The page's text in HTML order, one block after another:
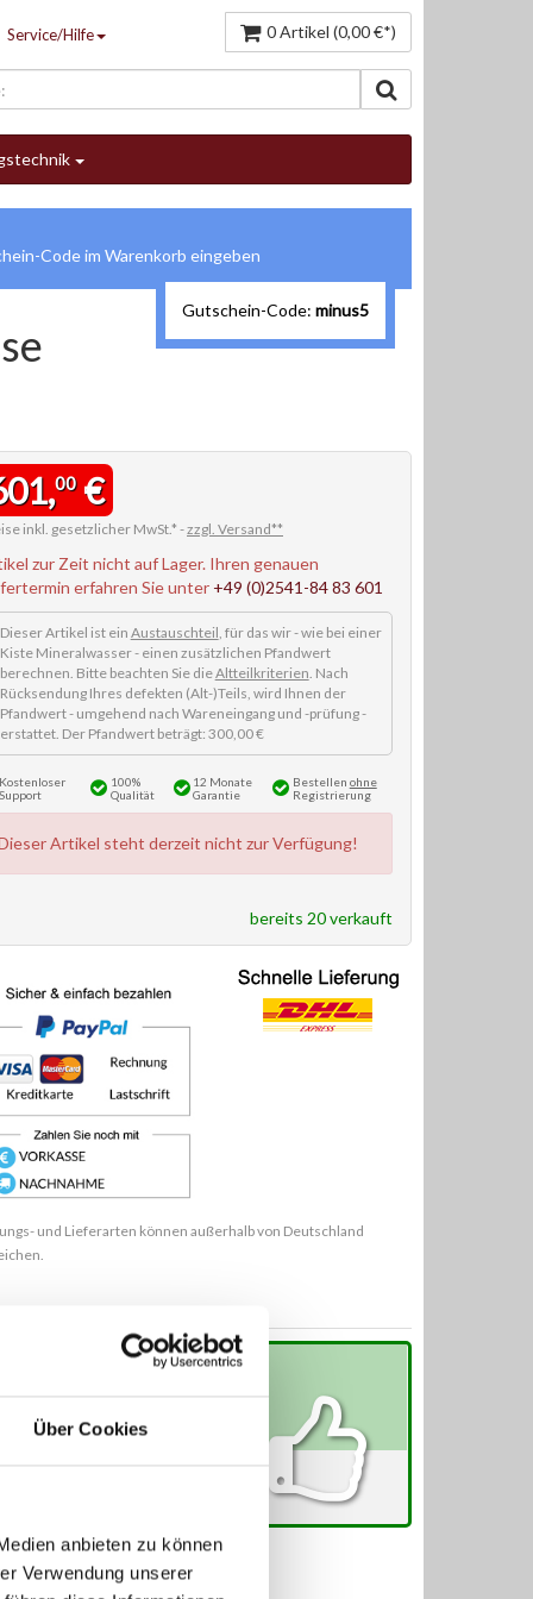
Über Cookies
anbieten zu können
Verwendung unserer
Service/Hilfe 0 Artikel (0,00 €*)
Gutschein-Code: minus5
00€
inkl. gesetzlicher MwSt.* -zzgl. Versand**
zur Zeit nicht auf Lager. Ihren genauen
erfahren Sie unter +49 (0)2541-84 83 601
Dieser Artikel ist ein Austauschteil, für das wir - wie bei einer
Kiste Mineralwasser - einen zusätzlichen Pfandwert
berechnen. Bitte beachten Sie dieAltteilkriterien. Nach
Rücksendung Ihres defekten (Alt-)Teils, wird Ihnen der
Pfandwert - umgehend nach Wareneingang und -prüfung -
erstattet. Der Pfandwert beträgt: 300,00 €
Kostenloser
Support
100%
Qualität
12 Monate
Garantie
Bestellen ohne
Registrierung
Artikel steht derzeit nicht zur Verfügung!
bereits 20 verkauft
und Lieferarten können außerhalb von Deutschland